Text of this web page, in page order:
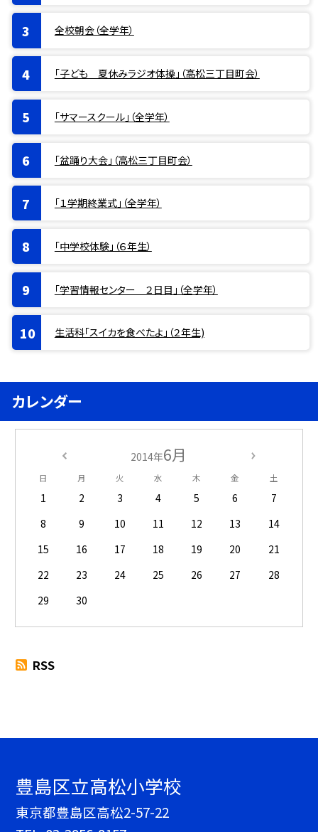
全校朝会（全学年）
「子ども 夏休みラジオ体操」（高松三丁目町会）
「サマースクール」（全学年）
「盆踊り大会」（高松三丁目町会）
「１学期終業式」（全学年）
「中学校体験」（６年生）
「学習情報センター ２日目」（全学年）
生活科「スイカを食べたよ」（２年生)
カレンダー
2014年6月
日 月 火 水 木 金 土
1 2 3 4 5 6
7
8
9 10 11 12 13
14
15
16 17 18 19 20
21
22
23 24 25 26 27
28
29
30
RSS
豊島区立高松小学校
東京都豊島区高松2-57-22